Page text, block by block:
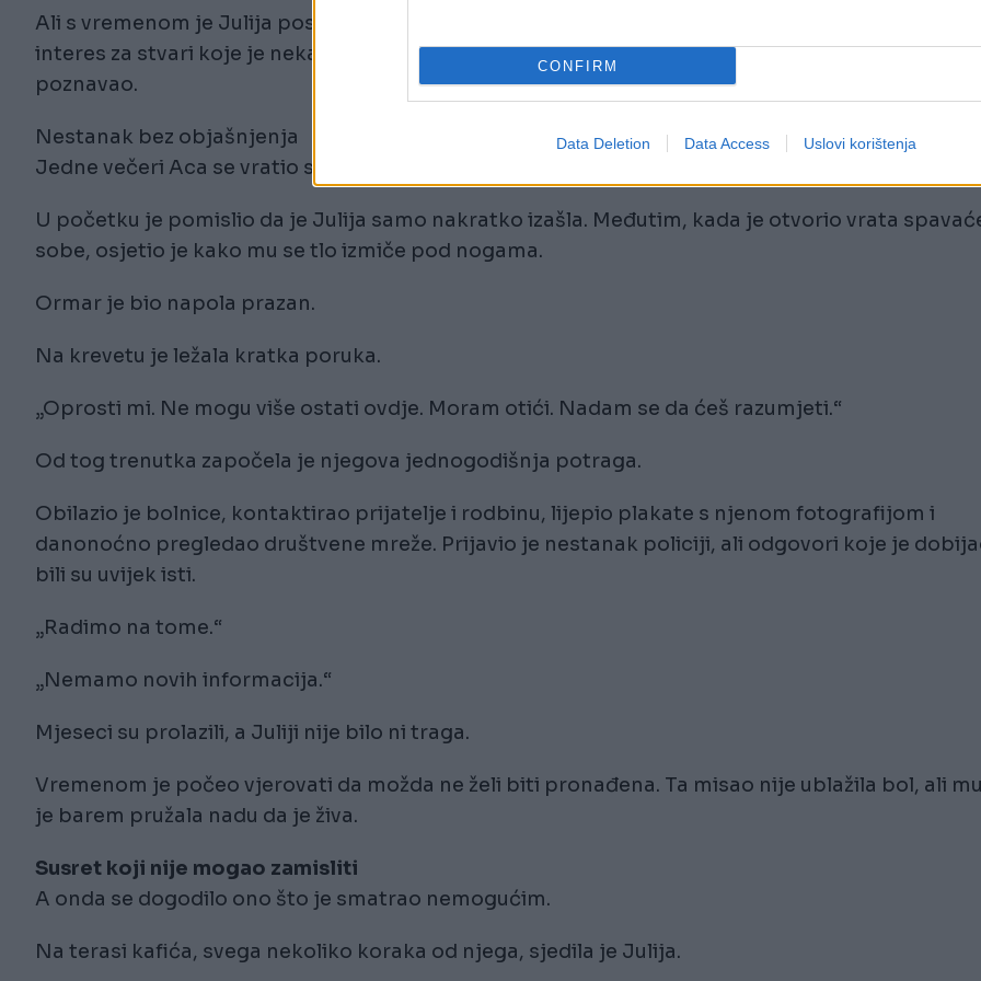
CONFIRM
Data Deletion Data Access Uslovi korištenja
Ali s vremenom je Julija postajala sve udaljenija. Prestala je razgovarati s prijateljima, izgubila
interes za stvari koje je nekada voljela i polako se pretvarala u sjenku osobe koju je nekada
poznavao.
Nestanak bez objašnjenja
Jedne večeri Aca se vratio s posla i zatekao prazan stan.
U početku je pomislio da je Julija samo nakratko izašla. Međutim, kada je otvorio vrata
sobe, osjetio je kako mu se tlo izmiče pod nogama.
Ormar je bio napola prazan.
Na krevetu je ležala kratka poruka.
„Oprosti mi. Ne mogu više ostati ovdje. Moram otići. Nadam se da ćeš razumjeti.“
Od tog trenutka započela je njegova jednogodišnja potraga.
Obilazio je bolnice, kontaktirao prijatelje i rodbinu, lijepio plakate s njenom fotografijom i
danonoćno pregledao društvene mreže. Prijavio je nestanak policiji, ali odgovori koje je
bili su uvijek isti.
„Radimo na tome.“
„Nemamo novih informacija.“
Mjeseci su prolazili, a Juliji nije bilo ni traga.
Vremenom je počeo vjerovati da možda ne želi biti pronađena. Ta misao nije ublažila bol, ali
je barem pružala nadu da je živa.
Susret koji nije mogao zamisliti
A onda se dogodilo ono što je smatrao nemogućim.
Na terasi kafića, svega nekoliko koraka od njega, sjedila je Julija.